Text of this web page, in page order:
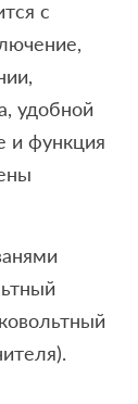
с
удобной
и функция